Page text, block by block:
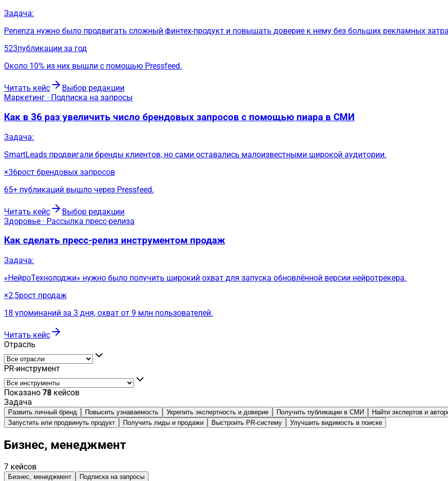
Задача:
Penenza нужно было продвигать сложный финтех-продукт и повышать доверие к нему без больших рекламных
523публикации за год
Около 10% из них вышли с помощью Pressfeed.
Читать кейс
Выбор редакции
Маркетинг · Подписка на запросы
Как в 36 раз увеличить число брендовых запросов с помощью пиара в СМИ
Задача:
SmartLeads продвигали бренды клиентов, но сами оставались малоизвестными широкой аудитории.
×36рост брендовых запросов
65+ публикаций вышло через Pressfeed.
Читать кейс
Выбор редакции
Здоровье · Рассылка пресс-релиза
Как сделать пресс-релиз инструментом продаж
Задача:
«НейроТехнолоджи» нужно было получить широкий охват для запуска обновлённой версии нейротрекера.
×2,5рост продаж
18 упоминаний за 3 дня, охват от 9 млн пользователей.
Читать кейс
Отрасль
PR-инструмент
Показано 78 кейсов
Задача
Развить личный бренд Повысить узнаваемость Укрепить экспертность и доверие Получить публикации в СМИ
Найти экспертов и
Запустить или продвинуть продукт
Получить лиды и продажи Выстроить PR-систему Улучшить видимость в поиске
Бизнес, менеджмент
7 кейсов
Бизнес, менеджмент Подписка на запросы